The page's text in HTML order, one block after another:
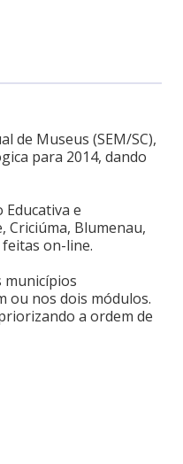
de Museus (SEM/SC),
para 2014, dando
Educativa e
Criciúma, Blumenau,
on-line.
municípios
ou nos dois módulos.
a ordem de